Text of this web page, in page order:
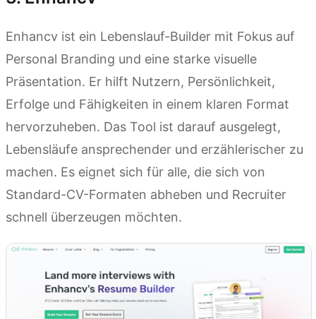
Enhancv ist ein Lebenslauf-Builder mit Fokus auf
Personal Branding und eine starke visuelle
Präsentation. Er hilft Nutzern, Persönlichkeit,
Erfolge und Fähigkeiten in einem klaren Format
hervorzuheben. Das Tool ist darauf ausgelegt,
Lebensläufe ansprechender und erzählerischer zu
machen. Es eignet sich für alle, die sich von
Standard-CV-Formaten abheben und Recruiter
schnell überzeugen möchten.